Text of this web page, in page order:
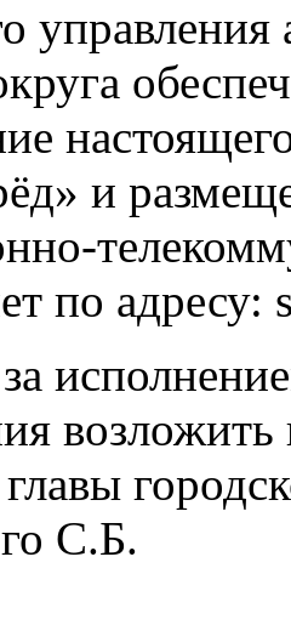
и
по адресу:
возложить
С.Б.